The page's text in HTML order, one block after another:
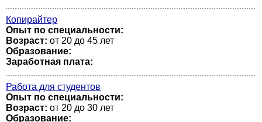
Копирайтер
Опыт по специальности:
Возраст: от 20 до 45 лет
Образование:
Заработная плата:
Работа для студентов
Опыт по специальности:
Возраст: от 20 до 30 лет
Образование: